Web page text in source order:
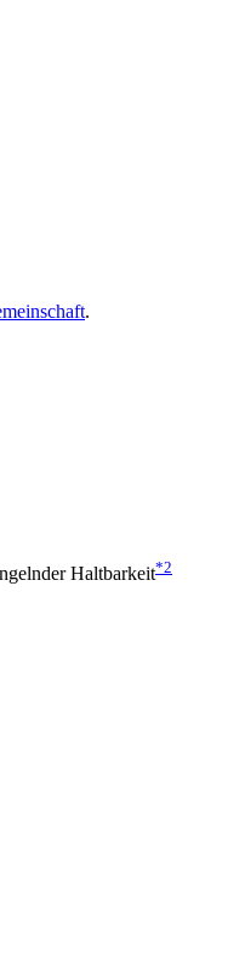
.
Haltbarkeit*2